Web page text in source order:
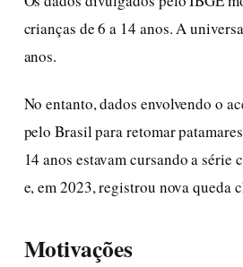
crianças de 6 a 14 anos. A
anos.
No entanto, dados envolvendo o
pelo Brasil para retomar
14 anos estavam cursando a
e, em 2023, registrou nova queda
Motivações